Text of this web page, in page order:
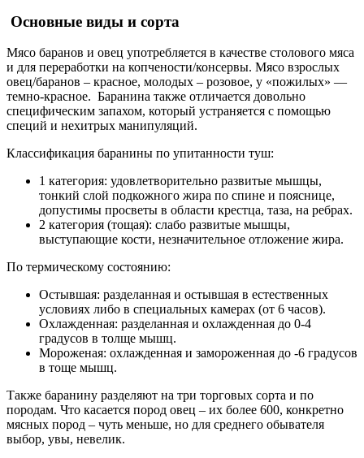
Основные виды и сорта
Мясо баранов и овец употребляется в качестве столового мяса
и для переработки на копчености/консервы. Мясо взрослых
овец/баранов – красное, молодых – розовое, у «пожилых» —
темно-красное. Баранина также отличается довольно
специфическим запахом, который устраняется с помощью
специй и нехитрых манипуляций.
Классификация баранины по упитанности туш:
1 категория: удовлетворительно развитые мышцы,
тонкий слой подкожного жира по спине и пояснице,
допустимы просветы в области крестца, таза, на ребрах.
2 категория (тощая): слабо развитые мышцы,
выступающие кости, незначительное отложение жира.
По термическому состоянию:
Остывшая: разделанная и остывшая в естественных
условиях либо в специальных камерах (от 6 часов).
Охлажденная: разделанная и охлажденная до 0-4
градусов в толще мышц.
Мороженая: охлажденная и замороженная до -6 градусов
в тоще мышц.
Также баранину разделяют на три торговых сорта и по
породам. Что касается пород овец – их более 600, конкретно
мясных пород – чуть меньше, но для среднего обывателя
выбор, увы, невелик.